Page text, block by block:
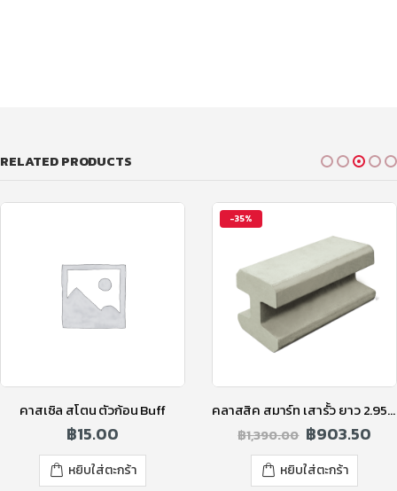
RELATED PRODUCTS
คาสเซิล สโตน ตัวก้อน Buff
฿15.00
หยิบใส่ตะกร้า
-35%
คลาสสิค สมาร์ท เสารั้ว ยาว 2.95 ม. สูง 2.75 ม. (RC.S)
฿1,390.00 ฿903.50
หยิบใส่ตะกร้า